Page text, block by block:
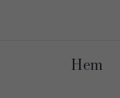
Hem